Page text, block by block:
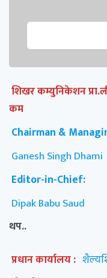
शिखर कम्युनिकेशन
कम
Chairman &
Ganesh Singh Dhami
Editor-in-Chief:
Dipak Babu Saud
थप..
प्रधान कार्यालय :